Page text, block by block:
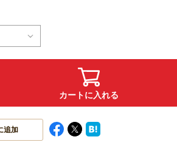
カートに入れる
追加